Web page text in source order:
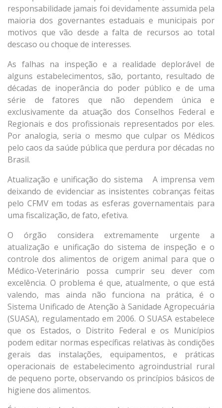
responsabilidade jamais foi devidamente assumida pela
maioria dos governantes estaduais e municipais por
motivos que vão desde a falta de recursos ao total
descaso ou choque de interesses.
As falhas na inspeção e a realidade deplorável de
alguns estabelecimentos, são, portanto, resultado de
décadas de inoperância do poder público e de uma
série de fatores que não dependem única e
exclusivamente da atuação dos Conselhos Federal e
Regionais e dos profissionais representados por eles.
Por analogia, seria o mesmo que culpar os Médicos
pelo caos da saúde pública que perdura por décadas no
Brasil.
Atualização e unificação do sistema A imprensa vem
deixando de evidenciar as insistentes cobranças feitas
pelo CFMV em todas as esferas governamentais para
uma fiscalização, de fato, efetiva.
O órgão considera extremamente urgente a
atualização e unificação do sistema de inspeção e o
controle dos alimentos de origem animal para que o
Médico-Veterinário possa cumprir seu dever com
excelência. O problema é que, atualmente, o que está
valendo, mas ainda não funciona na prática, é o
Sistema Unificado de Atenção à Sanidade Agropecuária
(SUASA), regulamentado em 2006. O SUASA estabelece
que os Estados, o Distrito Federal e os Municípios
podem editar normas específicas relativas às condições
gerais das instalações, equipamentos, e práticas
operacionais de estabelecimento agroindustrial rural
de pequeno porte, observando os princípios básicos de
higiene dos alimentos.